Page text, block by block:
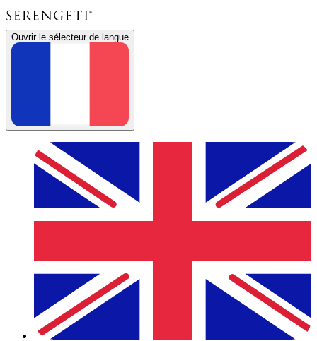
Ouvrir le sélecteur de langue